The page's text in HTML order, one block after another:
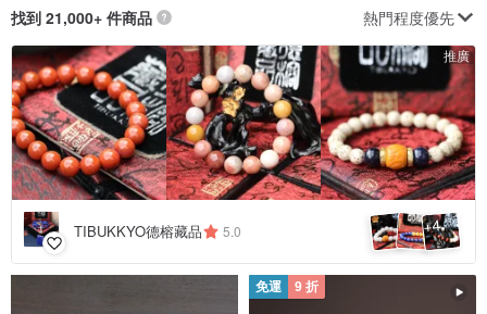
找到 21,000+ 件商品 熱門程度優先
推廣
TIBUKKYO德榕藏品 5.0 +4
免運 9 折